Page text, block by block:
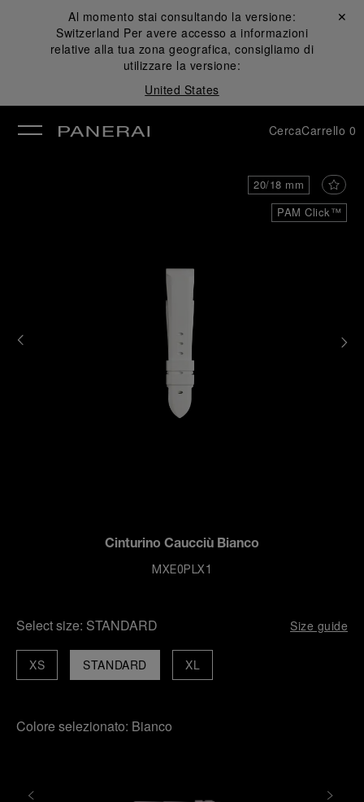
Al momento stai consultando la versione:
Switzerland Per avere accesso a informazioni
relative alla tua zona geografica, consigliamo di
utilizzare la versione:
United States
Chiudi ✕
CercaCarrello 0
PAM Click™
20/18 mm
Cinturino Caucciù Bianco
MXE0PLX1
Select size: STANDARD Size guide
STANDARD
XS XL
Colore selezionato: Bianco